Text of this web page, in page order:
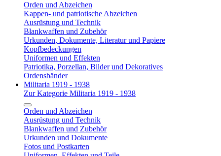
Orden und Abzeichen
Kappen- und patriotische Abzeichen
Ausrüstung und Technik
Blankwaffen und Zubehör
Urkunden, Dokumente, Literatur und Papiere
Kopfbedeckungen
Uniformen und Effekten
Patriotika, Porzellan, Bilder und Dekoratives
Ordensbänder
Militaria 1919 - 1938
Zur Kategorie Militaria 1919 - 1938
Orden und Abzeichen
Ausrüstung und Technik
Blankwaffen und Zubehör
Urkunden und Dokumente
Fotos und Postkarten